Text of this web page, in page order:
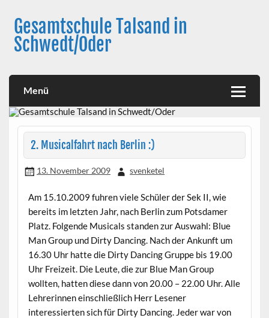
contentGesamtschule Talsand in
Schwedt/Oder
Menü
2. Musicalfahrt nach Berlin :)
13. November 2009 svenketel
Am 15.10.2009 fuhren viele Schüler der Sek II, wie
bereits im letzten Jahr, nach Berlin zum Potsdamer
Platz. Folgende Musicals standen zur Auswahl: Blue
Man Group und Dirty Dancing. Nach der Ankunft um
16.30 Uhr hatte die Dirty Dancing Gruppe bis 19.00
Uhr Freizeit. Die Leute, die zur Blue Man Group
wollten, hatten diese dann von 20.00 – 22.00 Uhr. Alle
Lehrerinnen einschließlich Herr Lesener
interessierten sich für Dirty Dancing. Jeder war von